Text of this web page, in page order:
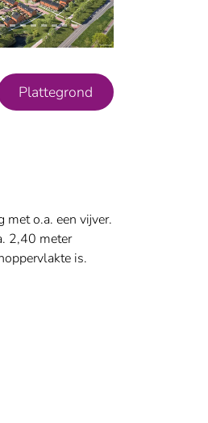
Plattegrond
o.a. een vijver.
2,40 meter
is.